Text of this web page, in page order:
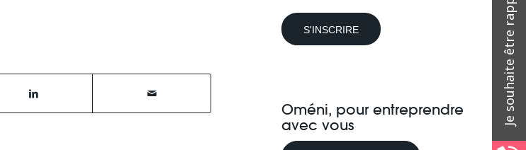
Oméni, pour entreprendre
avec vous